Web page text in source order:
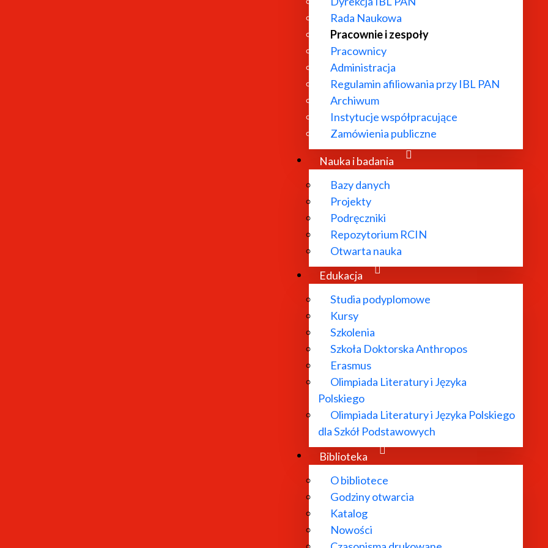
Rada Naukowa
Pracownie i zespoły
Pracownicy
Administracja
Regulamin afiliowania przy IBL PAN
Archiwum
Instytucje współpracujące
Zamówienia publiczne
Nauka i badania
Bazy danych
Projekty
Podręczniki
Repozytorium RCIN
Otwarta nauka
Edukacja
Studia podyplomowe
Kursy
Szkolenia
Szkoła Doktorska Anthropos
Erasmus
Olimpiada Literatury i Języka
Polskiego
Olimpiada Literatury i Języka Polskiego
dla Szkół Podstawowych
Biblioteka
O bibliotece
Godziny otwarcia
Katalog
Nowości
Zespół realizuje (przy współpracy kolegów z innych pracowni IBL PAN i kilku ośrodków
"Dzieła zebrane" (cz. I) i "Listy zebrane" Elizy Orzeszkowej.
w formie nowoczesnej naukowej publikacji cyfrowej w
także wersja książkowa – wydana w niewielkim nakładzie. Jest to pierwszy etap pracy nad
Dziełami zebranymi
opracowaniem utworów z początkowej dekady twórczej działalności pisarki. Drugi cel badań to kontynuacja
Orzeszkowej. Zamierzamy opracować dwa tomy niepublikowanych dotąd listów pisarki:
Archiwum wiadomości Zespołu Edytorstwa Naukowego Tekstów Drugiej Połowy XIX wieku